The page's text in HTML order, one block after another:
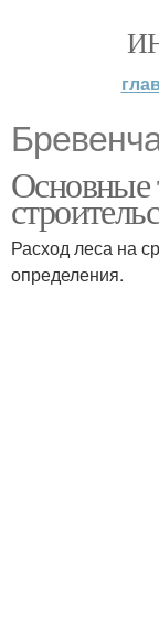
Основные
Расход леса на
определения.